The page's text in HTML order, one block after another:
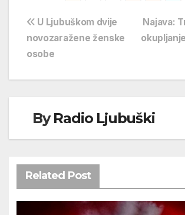
Navigacija
objava
Najava:
U Ljubuškom dvije
novozaražene ženske
osobe
ByRadio Ljubuški
Related Post